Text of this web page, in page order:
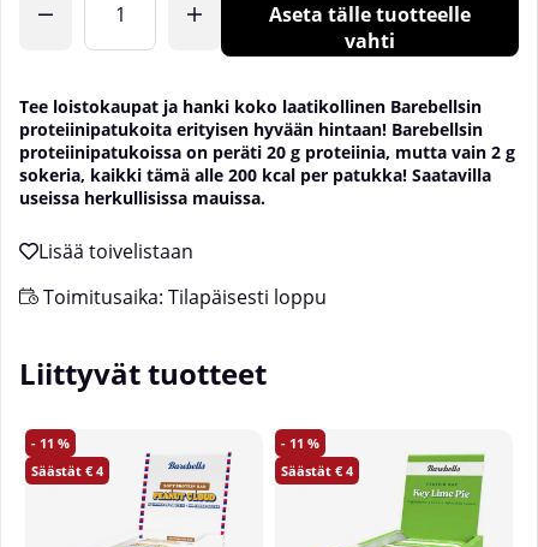
Aseta tälle tuotteelle
vahti
Tee loistokaupat ja hanki koko laatikollinen Barebellsin
proteiinipatukoita erityisen hyvään hintaan! Barebellsin
proteiinipatukoissa on peräti 20 g proteiinia, mutta vain 2 g
sokeria, kaikki tämä alle 200 kcal per patukka! Saatavilla
useissa herkullisissa mauissa.
Toimitusaika: Tilapäisesti loppu
Liittyvät tuotteet
11
4
11
4